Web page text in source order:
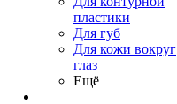
пластики
Для губ
Для кожи вокруг
глаз
Ещё